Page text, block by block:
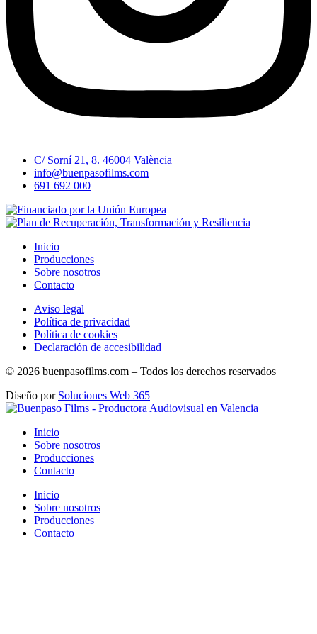
C/ Sorní 21, 8. 46004 València
info@buenpasofilms.com
691 692 000
Inicio
Producciones
Sobre nosotros
Contacto
Aviso legal
Política de privacidad
Política de cookies
Declaración de accesibilidad
© 2026 buenpasofilms.com – Todos los derechos reservados
Diseño por Soluciones Web 365
Inicio
Sobre nosotros
Producciones
Contacto
Inicio
Sobre nosotros
Producciones
Contacto